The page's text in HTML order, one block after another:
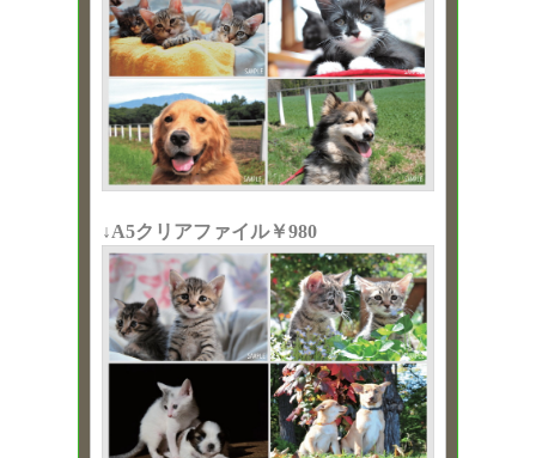
↓A5クリアファイル￥980